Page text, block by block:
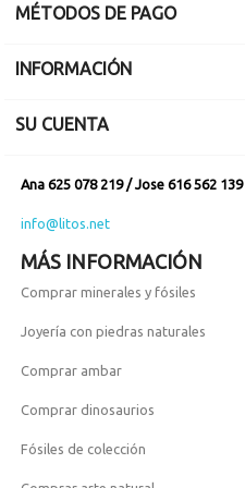
MÉTODOS DE PAGO
INFORMACIÓN
SU CUENTA
Ana 625 078 219 / Jose 616 562 139
info@litos.net
MÁS INFORMACIÓN
Comprar minerales y fósiles
Joyería con piedras naturales
Comprar ambar
Comprar dinosaurios
Fósiles de colección